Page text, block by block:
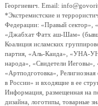
Георгиевич. Email:
*Экстремистские и
Федерации: «Правый сектор»,
«Джабхат Фатх аш-Шам»
Коалиция исламских
партия, «Аль-Каида», «УНА-
народа», «Свидетели Иеговы»,
«Артподготовка»,
в России» и входящие в ее
Информация, размещенная на
дизайна, логотипы, товарные